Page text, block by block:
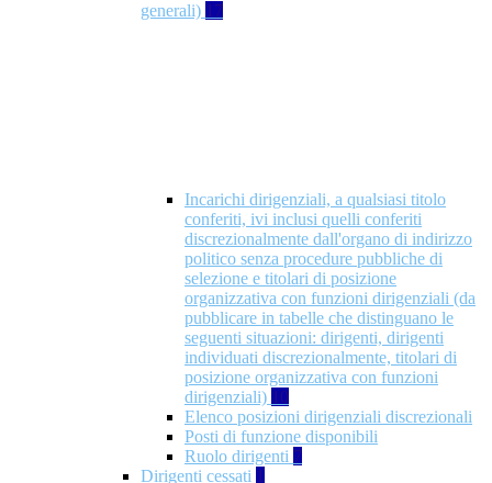
generali) 17
Incarichi dirigenziali, a qualsiasi titolo
conferiti, ivi inclusi quelli conferiti
discrezionalmente dall'organo di indirizzo
politico senza procedure pubbliche di
selezione e titolari di posizione
organizzativa con funzioni dirigenziali (da
pubblicare in tabelle che distinguano le
seguenti situazioni: dirigenti, dirigenti
individuati discrezionalmente, titolari di
posizione organizzativa con funzioni
dirigenziali) 10
Elenco posizioni dirigenziali discrezionali
Posti di funzione disponibili
Ruolo dirigenti 7
Dirigenti cessati 1